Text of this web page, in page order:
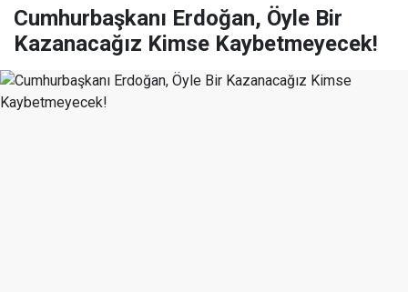
Cumhurbaşkanı Erdoğan, Öyle Bir
Kazanacağız Kimse Kaybetmeyecek!